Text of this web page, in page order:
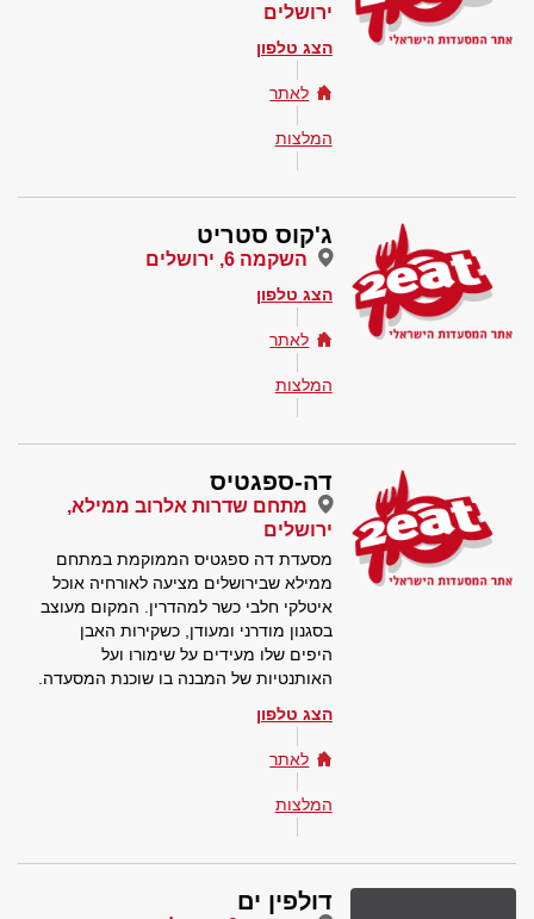
ירושלים
הצג טלפון
לאתר
המלצות
ג'קוס סטריט
השקמה 6, ירושלים
הצג טלפון
לאתר
המלצות
דה-ספגטיס
מתחם שדרות אלרוב ממילא,
ירושלים
מסעדת דה ספגטיס הממוקמת במתחם
ממילא שבירושלים מציעה לאורחיה אוכל
איטלקי חלבי כשר למהדרין. המקום מעוצב
בסגנון מודרני ומעודן, כשקירות האבן
היפים שלו מעידים על שימורו ועל
האותנטיות של המבנה בו שוכנת המסעדה.
הצג טלפון
לאתר
המלצות
דולפין ים